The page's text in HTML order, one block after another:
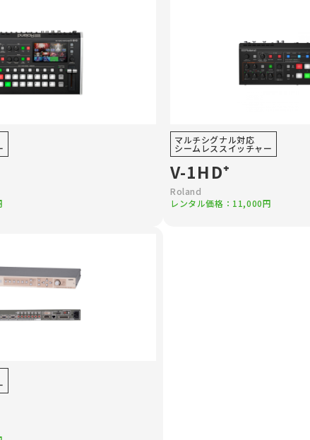
マルチシグナル対応
シームレススイッチャー
V-1HD⁺
Roland
レンタル価格：11,000円